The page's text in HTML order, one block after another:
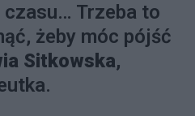
Trzeba to
żeby móc pójść
Sitkowska,